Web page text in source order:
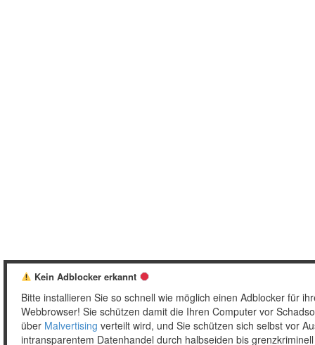
Kein Adblocker erkannt
Bitte installieren Sie so schnell wie möglich einen Adblocker für
Webbrowser! Sie schützen damit die Ihren Computer vor
über Malvertising verteilt wird, und Sie schützen sich selbst vor
intransparentem Datenhandel durch halbseiden bis